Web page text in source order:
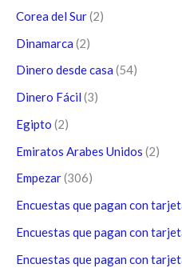
Corea del Sur(2)
Dinamarca (2)
Dinero desde casa (54)
Dinero Fácil (3)
Egipto (2)
Emiratos Arabes Unidos (2)
Empezar(306)
Encuestas que pagan con
Encuestas que pagan con
Encuestas que pagan con